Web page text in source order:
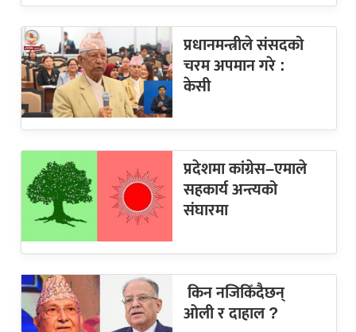
प्रधानमन्त्रीले संसदको
चरम अपमान गरे :
केसी
प्रदेशमा कांग्रेस–एमाले
सहकार्य अन्त्यको
संघारमा
किन नजिकिँदैछन्
ओली र दाहाल ?